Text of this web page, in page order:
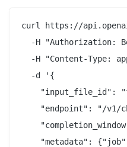
curl https://
-H "Authorization:
-H "Content-Type:
  -d '{
"input_file_id":
"endpoint": "/v1/
"metadata":